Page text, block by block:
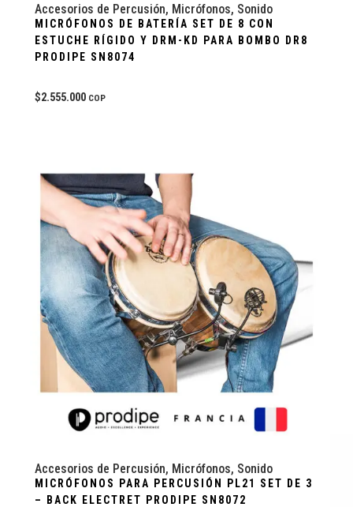
Accesorios de Percusión, Micrófonos, Sonido
MICRÓFONOS DE BATERÍA SET DE 8 CON
ESTUCHE RÍGIDO Y DRM-KD PARA BOMBO DR8
PRODIPE SN8074
$2.555.000 COP
Accesorios de Percusión, Micrófonos, Sonido
MICRÓFONOS PARA PERCUSIÓN PL21 SET DE 3
– BACK ELECTRET PRODIPE SN8072